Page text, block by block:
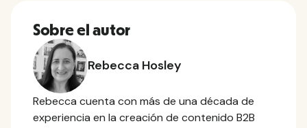
Sobre el autor
Rebecca Hosley
Rebecca cuenta con más de una década de
experiencia en la creación de contenido B2B